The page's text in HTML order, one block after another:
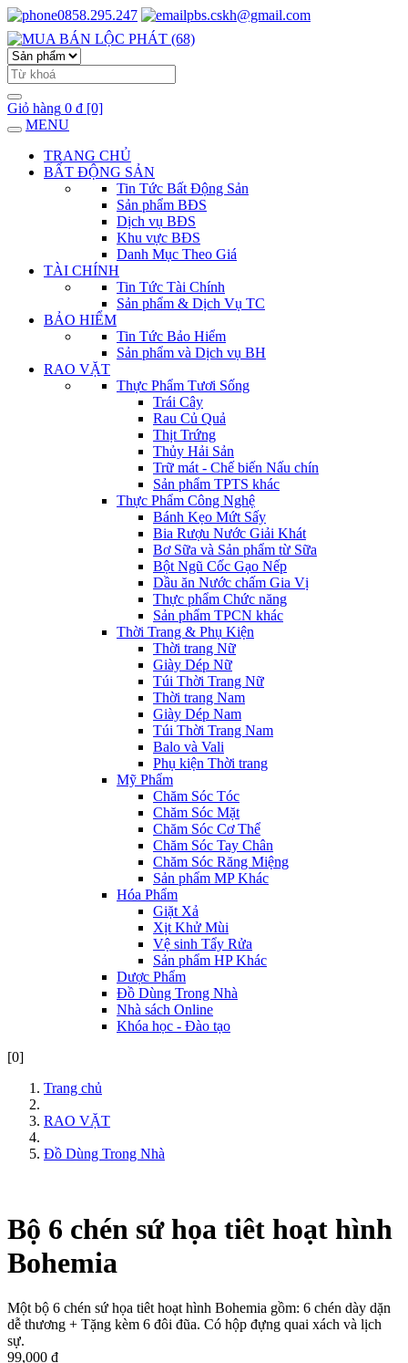
0858.295.247 pbs.cskh@gmail.com
Giỏ hàng 0 đ [0]
MENU
TRANG CHỦ
BẤT ĐỘNG SẢN
Tin Tức Bất Động Sản
Sản phẩm BĐS
Dịch vụ BĐS
Khu vực BĐS
Danh Mục Theo Giá
TÀI CHÍNH
Tin Tức Tài Chính
Sản phẩm & Dịch Vụ TC
BẢO HIỂM
Tin Tức Bảo Hiểm
Sản phẩm và Dịch vụ BH
RAO VẶT
Thực Phẩm Tươi Sống
Trái Cây
Rau Củ Quả
Thịt Trứng
Thủy Hải Sản
Trữ mát - Chế biến Nấu chín
Sản phẩm TPTS khác
Thực Phẩm Công Nghệ
Bánh Kẹo Mứt Sấy
Bia Rượu Nước Giải Khát
Bơ Sữa và Sản phẩm từ Sữa
Bột Ngũ Cốc Gạo Nếp
Dầu ăn Nước chấm Gia Vị
Thực phẩm Chức năng
Sản phẩm TPCN khác
Thời Trang & Phụ Kiện
Thời trang Nữ
Giày Dép Nữ
Túi Thời Trang Nữ
Thời trang Nam
Giày Dép Nam
Túi Thời Trang Nam
Balo và Vali
Phụ kiện Thời trang
Mỹ Phẩm
Chăm Sóc Tóc
Chăm Sóc Mặt
Chăm Sóc Cơ Thể
Chăm Sóc Tay Chân
Chăm Sóc Răng Miệng
Sản phẩm MP Khác
Hóa Phẩm
Giặt Xả
Xịt Khử Mùi
Vệ sinh Tẩy Rửa
Sản phẩm HP Khác
Dược Phẩm
Đồ Dùng Trong Nhà
Nhà sách Online
Khóa học - Đào tạo
[0]
Trang chủ
RAO VẶT
Đồ Dùng Trong Nhà
Bộ 6 chén sứ họa tiêt hoạt hình
Bohemia
Một bộ 6 chén sứ họa tiêt hoạt hình Bohemia gồm: 6 chén dày dặn
dễ thương + Tặng kèm 6 đôi đũa. Có hộp đựng quai xách và lịch
sự.
99,000 đ